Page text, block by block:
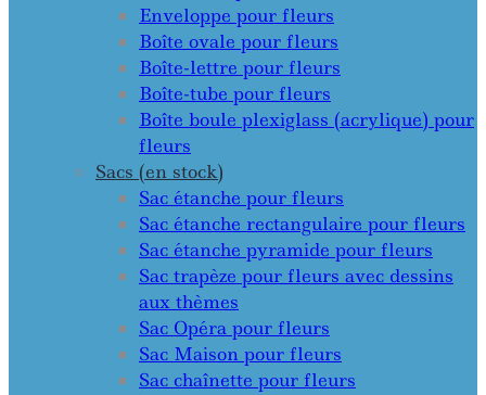
Enveloppe pour fleurs
Boîte ovale pour fleurs
Boîte-lettre pour fleurs
Boîte-tube pour fleurs
Boîte boule plexiglass (acrylique) pour
fleurs
Sacs (en stock)
Sac étanche pour fleurs
Sac étanche rectangulaire pour fleurs
Sac étanche pyramide pour fleurs
Sac trapèze pour fleurs avec dessins
aux thèmes
Sac Opéra pour fleurs
Sac Maison pour fleurs
Sac chaînette pour fleurs